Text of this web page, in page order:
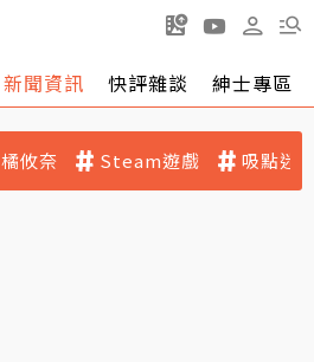
新聞資訊 快評雜談 紳士專區
橘攸奈 Steam遊戲 吸點迷